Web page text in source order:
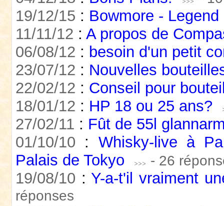
19/12/15 : Bowmore -
11/11/12 : A propos de
06/08/12 : besoin d'un petit
23/07/12 : Nouvelles
22/02/12 : Conseil pour
18/01/12 : HP 18 ou 25 ans?
27/02/11 : Fût de 55l
01/10/10 : Whisky-live à
Palais de Tokyo
- 26
19/08/10 : Y-a-t'il vraiment
réponses